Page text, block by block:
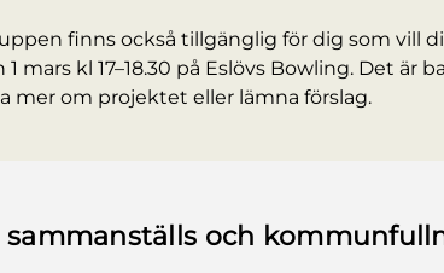
finns också tillgänglig för dig som vill
1 mars kl 17–18.30 på Eslövs Bowling. Det är
mer om projektet eller lämna förslag.
sammanställs och